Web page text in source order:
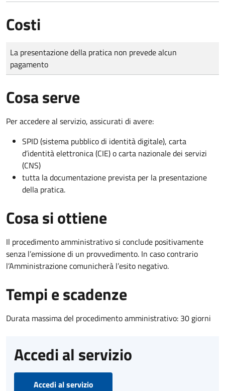
Costi
Tipo di pagamento
Importo
La presentazione della pratica non prevede alcun
pagamento
Cosa serve
Per accedere al servizio, assicurati di avere:
SPID (sistema pubblico di identità digitale), carta
d’identità elettronica (CIE) o carta nazionale dei servizi
(CNS)
tutta la documentazione prevista per la presentazione
della pratica.
Cosa si ottiene
Il procedimento amministrativo si conclude positivamente
senza l’emissione di un provvedimento. In caso contrario
l’Amministrazione comunicherà l’esito negativo.
Tempi e scadenze
Durata massima del procedimento amministrativo: 30 giorni
Accedi al servizio
Accedi al servizio